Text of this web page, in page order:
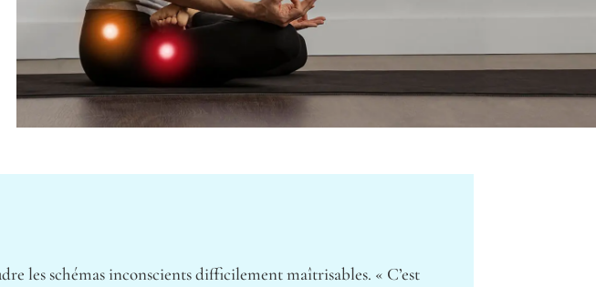
les schémas inconscients difficilement maîtrisables. « C’est